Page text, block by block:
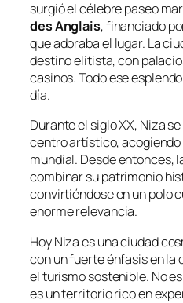
surgió el célebre paseo
des Anglais, financiado
que adoraba el lugar. La
destino elitista, con
casinos. Todo ese
día.
Durante el siglo XX, Niza
centro artístico,
mundial. Desde entonces,
combinar su patrimonio
convirtiéndose en un polo
enorme relevancia.
Hoy Niza es una ciudad
con un fuerte énfasis en la
el turismo sostenible. No
es un territorio rico en